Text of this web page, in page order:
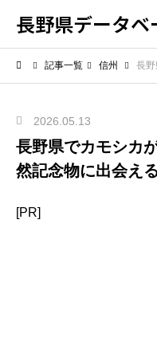
長野県データベ
記事一覧 信州 長野県
2026.05.13
長野県でカモシカ
然記念物に出会え
[PR]